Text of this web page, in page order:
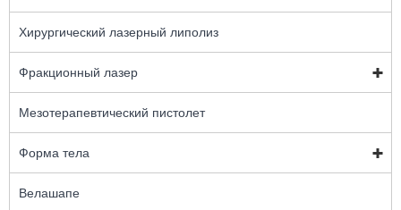
Хирургический лазерный липолиз
Фракционный лазер
Мезотерапевтический пистолет
Форма тела
Велашапе